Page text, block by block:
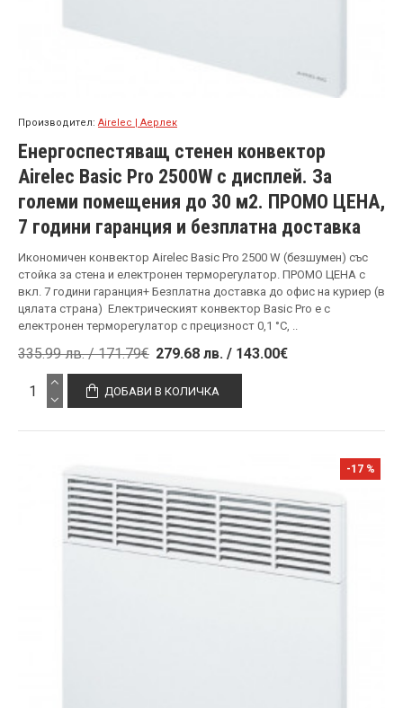
Производител: Airelec | Аерлек
Енергоспестяващ стенен конвектор
Airelec Basic Pro 2500W с дисплей. За
големи помещения до 30 м2. ПРОМО ЦЕНА,
7 години гаранция и безплатна доставка
Икономичен конвектор Airelec Basic Pro 2500 W (безшумен) със
стойка за стена и електронен терморегулатор. ПРОМО ЦЕНА с
вкл. 7 години гаранция+ Безплатна доставка до офис на куриер (в
цялата страна) Електрическият конвектор Basic Pro е с
електронен терморегулатор с прецизност 0,1 °С, ..
279.68 лв. / 143.00€
335.99 лв. / 171.79€
ДОБАВИ В КОЛИЧКА
-17 %